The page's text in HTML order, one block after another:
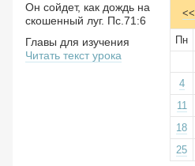
Пн
4
11
18
25
Он сойдет, как дождь на
скошенный луг. Пс.71:6
Главы для изучения
Читать текст урока